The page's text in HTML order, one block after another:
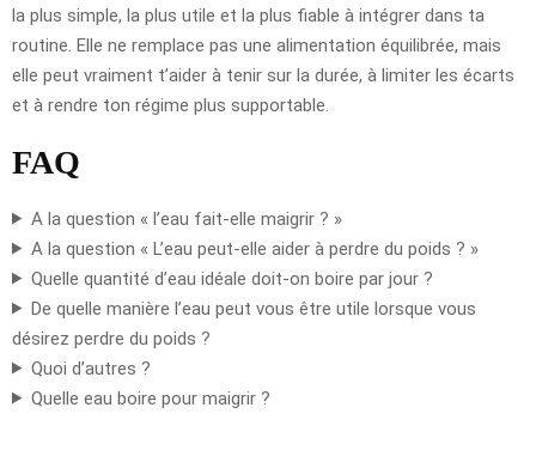
la plus simple, la plus utile et la plus fiable à intégrer dans ta
routine. Elle ne remplace pas une alimentation équilibrée, mais
elle peut vraiment t’aider à tenir sur la durée, à limiter les écarts
et à rendre ton régime plus supportable.
FAQ
A la question « l’eau fait-elle maigrir ? »
A la question « L’eau peut-elle aider à perdre du poids ? »
Quelle quantité d’eau idéale doit-on boire par jour ?
De quelle manière l’eau peut vous être utile lorsque vous
désirez perdre du poids ?
Quoi d’autres ?
Quelle eau boire pour maigrir ?